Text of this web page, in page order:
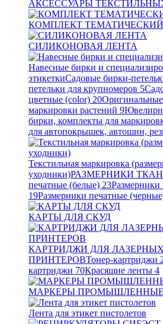
АКСЕССУАРЫ
КОМПЛЕКТ
СИЛИКОНОВАЯ ЛЕНТА
Навесные бирки и
этикеткиСадовые бирки-
петельки для крупномеров 5
цветные (color) 20
маркировки растений 9
бирки, комплекты для
для автопокрышек, автошин,
Текстильная маркировка
уходники)РАЗМЕРНИКИ
печатные (белые) 23Размерники
19Размерники печатные
КАРТЫ ДЛЯ СКУД
КАРТРИДЖИ ДЛЯ
ПРИНТЕРОВТонер-картриджи
картриджи 70Красящие ленты 4
МАРКЕРЫ ПРОМЫШЛЕННЫЕ
Лента для этикет пистолетов